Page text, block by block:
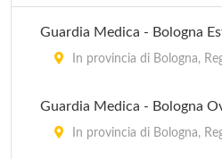
Guardia Medica - Bologna
In provincia di Bologna,
Guardia Medica - Bologna
In provincia di Bologna,